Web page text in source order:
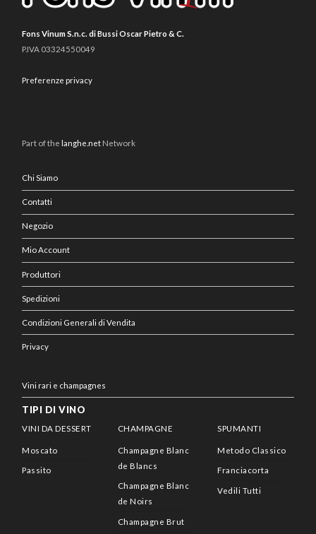
Fons Vinum S.n.c. di Bussi Oscar Pietro & C.
P.IVA 03324550049
Preferenze privacy
Part of thelanghe.net Network
Chi Siamo
Contatti
Negozio
Mio Account
Produttori
Spedizioni
Condizioni Generali di Vendita
Privacy
Vini rari e champagnes
TIPI DI VINO
VINI DA DESSERT
Moscato
Passito
CHAMPAGNE
Champagne Blanc
de Blancs
Champagne Blanc
de Noirs
Champagne Brut
SPUMANTI
Metodo Classico
Franciacorta
Vedili Tutti